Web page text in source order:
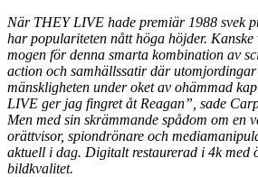
När THEY LIVE hade premiär 1988 svek
har populariteten nått höga höjder.
mogen för denna smarta kombination av
action och samhällssatir där
mänskligheten under oket av ohämmad
LIVE ger jag fingret åt Reagan”, sade
Men med sin skrämmande spådom om en
orättvisor, spiondrönare och
aktuell i dag. Digitalt restaurerad i 4k med
bildkvalitet.